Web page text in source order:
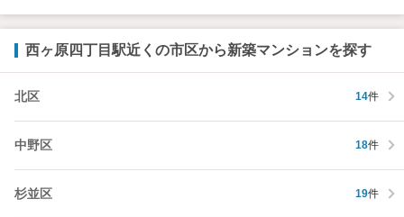
西ヶ原四丁目駅近くの市区から新築マンションを探す
北区 14件
中野区 18件
杉並区 19件